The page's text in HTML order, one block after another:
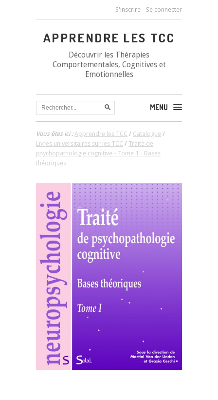
S'inscrire - Se connecter
APPRENDRE LES TCC
Découvrir les Thérapies
Comportementales, Cognitives et
Emotionnelles
MENU
Vous êtes ici :Apprendre les TCC / Catalogue /
Livres universitaires sur les TCC / Traité de
psychopathologie cognitive - Tome 1 - Bases
théoriques